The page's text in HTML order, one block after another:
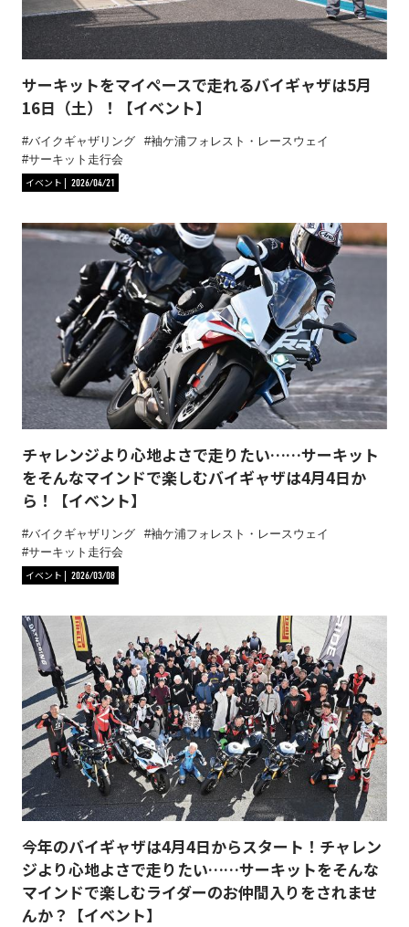
サーキットをマイペースで走れるバイギャザは5月
16日（土）！【イベント】
バイクギャザリング
袖ケ浦フォレスト・レースウェイ
サーキット走行会
イベント
2026/04/21
チャレンジより心地よさで走りたい……サーキット
をそんなマインドで楽しむバイギャザは4月4日か
ら！【イベント】
バイクギャザリング
袖ケ浦フォレスト・レースウェイ
サーキット走行会
イベント
2026/03/08
今年のバイギャザは4月4日からスタート！チャレン
ジより心地よさで走りたい……サーキットをそんな
マインドで楽しむライダーのお仲間入りをされませ
んか？【イベント】